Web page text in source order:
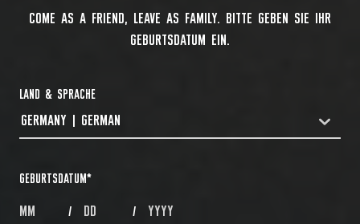
COME AS A FRIEND, LEAVE AS FAMILY. BITTE GEBEN SIE IHR
GEBURTSDATUM EIN.
LAND & SPRACHE
COUNTRYDROPDOWN
GERMANY | GERMAN
GEBURTSDATUM*
MONTHS / DAYS / YEAR